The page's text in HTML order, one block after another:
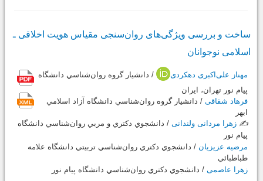
ساخت و بررسی ویژگی‌های روان‌سنجی مقیاس هویت اخلاقی ـ
اسلامی ‌نوجوانان
مهناز علی‌اکبری دهکردی
/ دانشيار گروه روان‌شناسي دانشگاه
پيام‌ نور تهران، ايران
فرهاد شقاقی / دانشيار گروه روان‌شناسي دانشگاه آزاد اسلامي
ابهر
✍️ زهرا مردانی ولندانی / دانشجوي دکتري و مربي روان‌شناسي دانشگاه
پيام‌ نور‌
مرضیه عزیزیان / دانشجوي دکتري روان‌شناسي تربيتي دانشگاه علامه
طباطبائي
زهرا عاصمی / دانشجوي دکتري روان‌شناسي دانشگاه پيام ‌نور